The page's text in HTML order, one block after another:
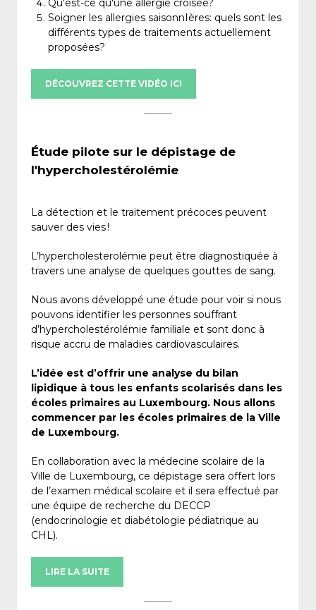
Qu'est-ce qu'une allergie croisée?
Soigner les allergies saisonnIères: quels sont les
différents types de traitements actuellement
proposées?
DÉCOUVREZ CETTE VIDÉO ICI
Étude pilote sur le dépistage de
l'hypercholestérolémie
La détection et le traitement précoces peuvent
sauver des vies !
L’hypercholesterolémie peut être diagnostiquée à
travers une analyse de quelques gouttes de sang.
Nous avons développé une étude pour voir si nous
pouvons identifier les personnes souffrant
d’hypercholestérolémie familiale et sont donc à
risque accru de maladies cardiovasculaires.
L’idée est d’offrir une analyse du bilan
lipidique à tous les enfants scolarisés dans les
écoles primaires au Luxembourg. Nous allons
commencer par les écoles primaires de la Ville
de Luxembourg.
En collaboration avec la médecine scolaire de la
Ville de Luxembourg, ce dépistage sera offert lors
de l’examen médical scolaire et il sera effectué par
une équipe de recherche du DECCP
(endocrinologie et diabétologie pédiatrique au
CHL).
LIRE LA SUITE